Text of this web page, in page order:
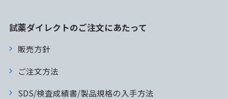
試薬ダイレクトのご注文にあたって
販売方針
ご注文方法
SDS/検査成績書/製品規格の入手方法